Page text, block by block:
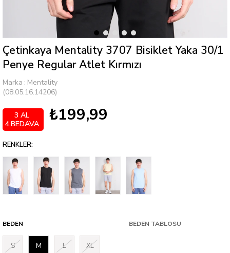
Çetinkaya Mentality 3707 Bisiklet Yaka 30/1
Penye Regular Atlet Kırmızı
Marka : Mentality
(08.05.16.14206)
₺199,99
3 AL
4.BEDAVA
RENKLER:
BEDEN BEDEN TABLOSU
S M L XL